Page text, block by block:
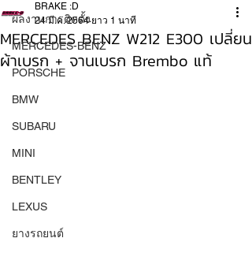
ผลงานการติดตั้ง
MERCEDES-BENZ
PORSCHE
BMW
SUBARU
MINI
BENTLEY
LEXUS
ยางรถยนต์
MERCEDES BENZ W212 E300 เปลี่ยน
ผ้าเบรก + จานเบรก Brembo แท้
BRAKE :D
24 มี.ค. 2564 ยาว 1 นาที